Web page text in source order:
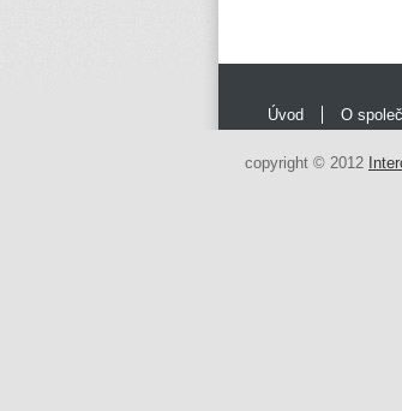
Úvod O
copyright © 2012